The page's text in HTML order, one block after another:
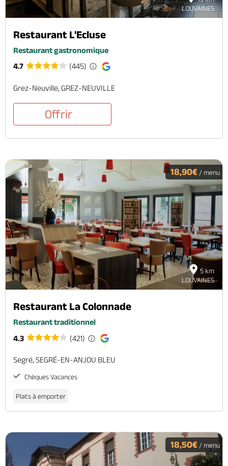
LOUVAINES
Restaurant L'Ecluse
Restaurant gastronomique
4.7
(445)
Grez-Neuville, GREZ-NEUVILLE
Offrir
5 km
LOUVAINES
18,90€ / menu
Restaurant La Colonnade
Restaurant traditionnel
4.3
(421)
Segré, SEGRÉ-EN-ANJOU BLEU
Chèques Vacances
Plats à emporter
18,50€ / menu